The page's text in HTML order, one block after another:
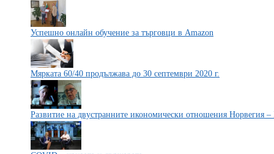
Успешно онлайн обучение за търговци в Amazon
Мярката 60/40 продължава до 30 септември 2020 г.
Развитие на двустранните икономически отношения Норвегия –